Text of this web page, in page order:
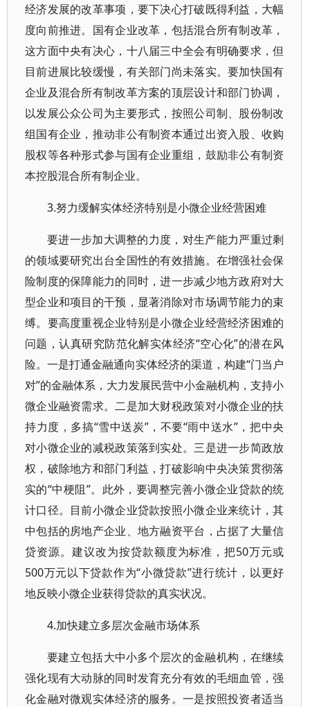
经济发展的改革事项，要下决心打破既得利益，大幅
度向前推进。国有企业改革，包括混合所有制改革，
这方面中央有决心，十八届三中全会有明确要求，但
目前进展比较缓慢，有关部门尚未落实。要加快国有
企业及混合所有制改革方案的顶层设计和部门协调，
以发展公众公司为主要形式，按照公司制、股份制改
组国有企业，推动非公有制资本通过出资入股、收购
股权等各种形式参与国有企业重组，鼓励非公有制资
本控股混合所有制企业。
3.努力缓解实体经济特别是小微企业经营困难
要进一步加大调整的力度，对生产能力严重过剩
的领域要研究出台全国性的有效措施。在增强社会保
险制度的保障能力的同时，进一步减少地方政府对大
型企业和项目的干预，显著消除对市场调节能力的束
缚。要高度重视企业特别是小微企业经营经济困难的
问题，认真研究防范化解实体经济“空心化”的潜在风
险。一是打通金融通向实体经济的渠道，构建“门当户
对”的金融体系，大力发展民营中小金融机构，支持小
微企业融资需求。二是加大财税政策对小微企业的扶
持力度，多搞“雪中送炭”，不要“雨中送水”，把中央
对小微企业的减税政策落到实处。三是进一步简政放
权，破除地方和部门利益，打破影响中央决策贯彻落
实的“中梗阻”。此外，要调整完善小微企业贷款的统
计口径。目前小微企业贷款按照小微企业来统计，其
中包括的房地产企业、地方融资平台，占据了大量信
贷资源。建议改为按贷款额度为标准，把50万元或
500万元以下贷款作为“小微贷款”进行统计，以更好
地反映小微企业获得贷款的真实状况。
4.加快建立多层次金融市场体系
要建立包括大中小多个层次的金融机构，在继续
强化现有大动脉的同时发育充分有效的毛细血管，强
化金融对微观实体经济的服务。一是按照投资者适当